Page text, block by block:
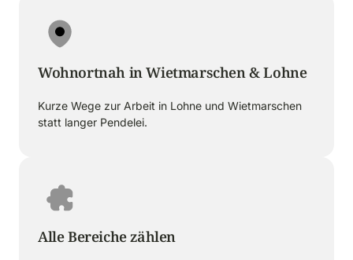
Wohnortnah in Wietmarschen & Lohne
Kurze Wege zur Arbeit in Lohne und Wietmarschen
statt langer Pendelei.
Alle Bereiche zählen